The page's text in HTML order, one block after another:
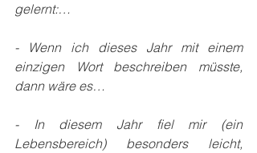
gelernt:…
- Wenn ich dieses Jahr mit einem
einzigen Wort beschreiben müsste,
dann wäre es…
- In diesem Jahr fiel mir (ein
Lebensbereich) besonders leicht,